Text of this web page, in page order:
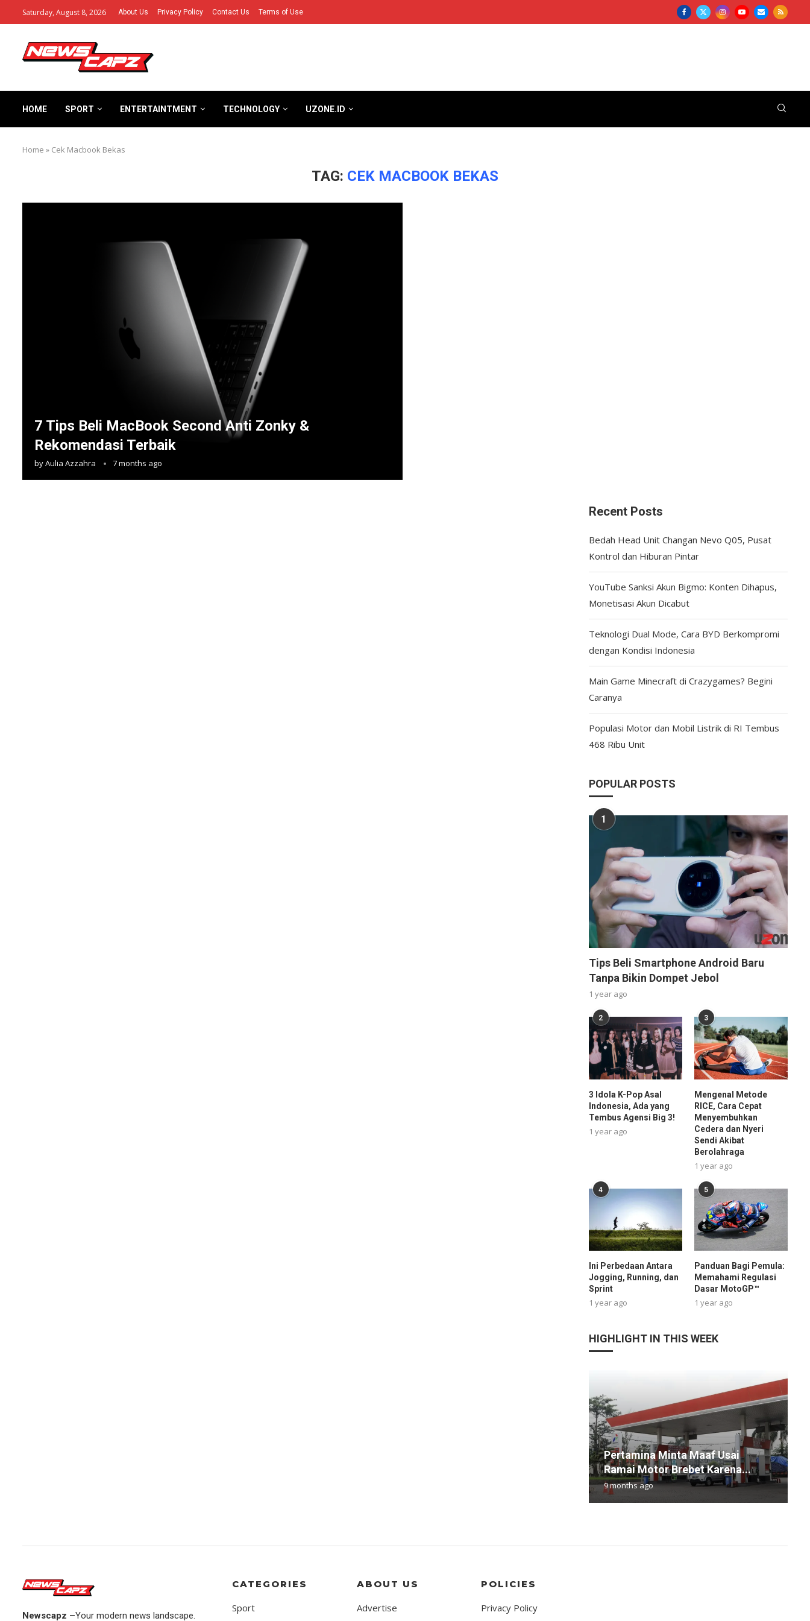
Saturday, August 8, 2026 About Us Privacy Policy Contact Us Terms of Use
HOME SPORT ENTERTAINTMENT TECHNOLOGY UZONE.ID
Home » Cek Macbook Bekas
TAG: CEK MACBOOK BEKAS
7 Tips Beli MacBook Second Anti Zonky &
Rekomendasi Terbaik
byAulia Azzahra 7 months ago
Recent Posts
Bedah Head Unit Changan Nevo Q05, Pusat
Kontrol dan Hiburan Pintar
YouTube Sanksi Akun Bigmo: Konten Dihapus,
Monetisasi Akun Dicabut
Teknologi Dual Mode, Cara BYD Berkompromi
dengan Kondisi Indonesia
Main Game Minecraft di Crazygames? Begini
Caranya
Populasi Motor dan Mobil Listrik di RI Tembus
468 Ribu Unit
POPULAR POSTS
1
Tips Beli Smartphone Android Baru
Tanpa Bikin Dompet Jebol
1 year ago
2
3 Idola K-Pop Asal
Indonesia, Ada yang
Tembus Agensi Big 3!
1 year ago
3
Mengenal Metode
RICE, Cara Cepat
Menyembuhkan
Cedera dan Nyeri
Sendi Akibat
Berolahraga
1 year ago
4
Ini Perbedaan Antara
Jogging, Running, dan
Sprint
1 year ago
5
Panduan Bagi Pemula:
Memahami Regulasi
Dasar MotoGP™
1 year ago
HIGHLIGHT IN THIS WEEK
Pertamina Minta Maaf Usai
Ramai Motor Brebet Karena...
9 months ago
Newscapz –Your modern news landscape.
CATEGORIES
Sport
ABOUT US
Advertise
POLICIES
Privacy Policy